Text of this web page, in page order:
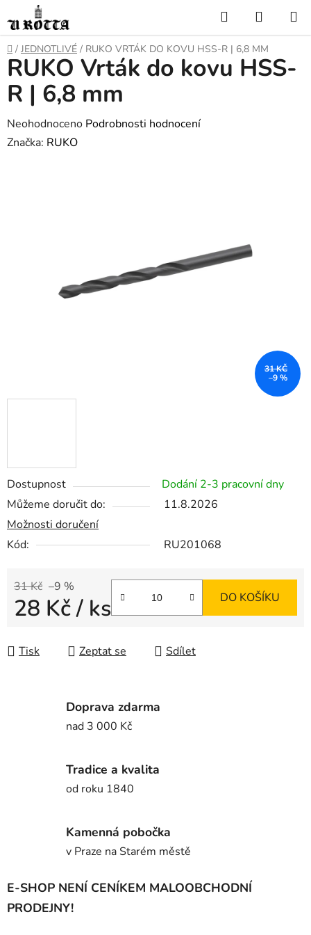
na
obsah
Hledat
KOŠÍK
DOMŮ
/ JEDNOTLIVÉ / RUKO VRTÁK DO KOVU HSS-R | 6,8 MM
Dostupnost
Dodání 2-3 pracovní dny
Můžeme doručit do:
11.8.2026
Možnosti doručení
Kód:
RU201068
31 Kč –9 %
28 Kč/ ks DO KOŠÍKU
Tisk Zeptat se Sdílet
RUKO Vrták do kovu HSS-
R | 6,8 mm
Průměrné
hodnocení
Neohodnoceno Podrobnosti hodnocení
Značka: RUKO
31 KČ
–9 %
Doprava zdarma
nad 3 000 Kč
Tradice a kvalita
od roku 1840
Kamenná pobočka
v Praze na Starém městě
E-SHOP NENÍ CENÍKEM MALOOBCHODNÍ
PRODEJNY!